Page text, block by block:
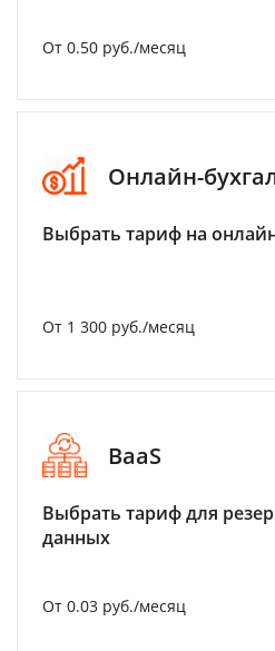
От 0.50 руб./месяц
Онлайн-
Выбрать тариф на
От 1 300 руб./месяц
BaaS
Выбрать тариф для
данных
От 0.03 руб./месяц